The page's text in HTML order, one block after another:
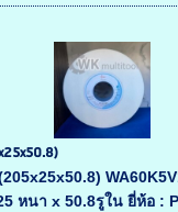
หนา x 50.8รูใน ยี่ห้อ :